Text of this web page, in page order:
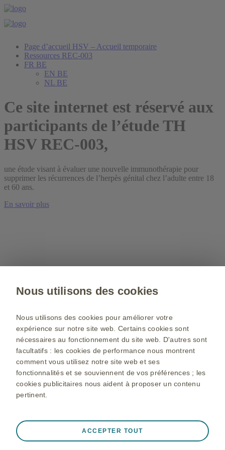
Page d’accueil HSV – Accueil temporaire
Ressources REC-003
FR BE
EN BE
NL BE
Ce site internet est réservé aux
participants de l’étude TH
HSV REC-003,
une étude visant à évaluer une nouvelle immunothérapie pour
supprimer les récurrences de l’herpès génital chez l’adulte entre 18
et 60 ans.
En savoir plus
© 2001-2026 GSK plc. All rights reserved. Trade marks are owned
by or licensed to the GSK group of companies.
Registered office:79 New Oxford Street, London, United
Kingdom,
Nous utilisons des cookies
Nous utilisons des cookies pour améliorer votre
expérience sur notre site web. Certains cookies sont
nécessaires au fonctionnement du site web. D'autres sont
facultatifs : les cookies de performance nous montrent
comment vous utilisez notre site web et ses
fonctionnalités et se souviennent de vos préférences ; les
cookies publicitaires nous aident à proposer un contenu
pertinent.
❮
ACCEPTER TOUT